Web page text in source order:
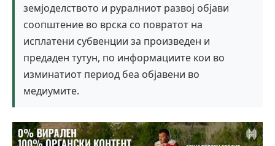
земјоделството и руралниот развој објави
соопштение во врска со повратот на
исплатени субвенции за произведен и
предаден тутун, по информациите кои во
изминатиот период беа објавени во
медиумите.